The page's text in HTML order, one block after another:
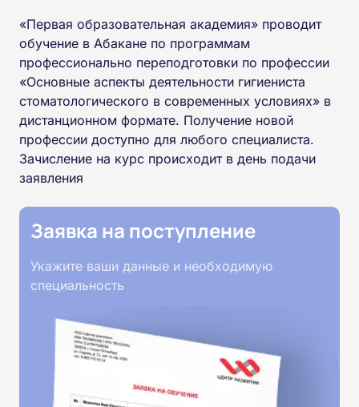
«Первая образовательная академия» проводит
обучение в Абакане по программам
профессионально переподготовки по профессии
«Основные аспекты деятельности гигиениста
стоматологического в современных условиях» в
дистанционном формате. Получение новой
профессии доступно для любого специалиста.
Зачисление на курс происходит в день подачи
заявления
Заявка на поступление
Укажите ваши данные и необходимую
специальность